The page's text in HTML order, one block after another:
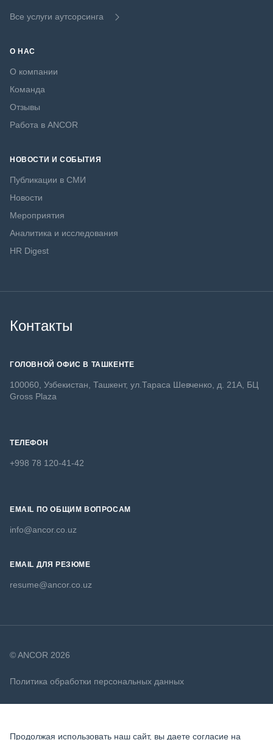
Все услуги аутсорсинга
О НАС
О компании
Команда
Отзывы
Работа в ANCOR
НОВОСТИ И СОБЫТИЯ
Публикации в СМИ
Новости
Мероприятия
Аналитика и исследования
HR Digest
Контакты
ГОЛОВНОЙ ОФИС В ТАШКЕНТЕ
100060, Узбекистан, Ташкент, ул.Тараса Шевченко, д. 21А, БЦ
Gross Plaza
ТЕЛЕФОН
+998 78 120-41-42
EMAIL ПО ОБЩИМ ВОПРОСАМ
info@ancor.co.uz
EMAIL ДЛЯ РЕЗЮМЕ
resume@ancor.co.uz
© ANCOR 2026
Политика обработки персональных данных
Продолжая использовать наш сайт, вы даете согласие на